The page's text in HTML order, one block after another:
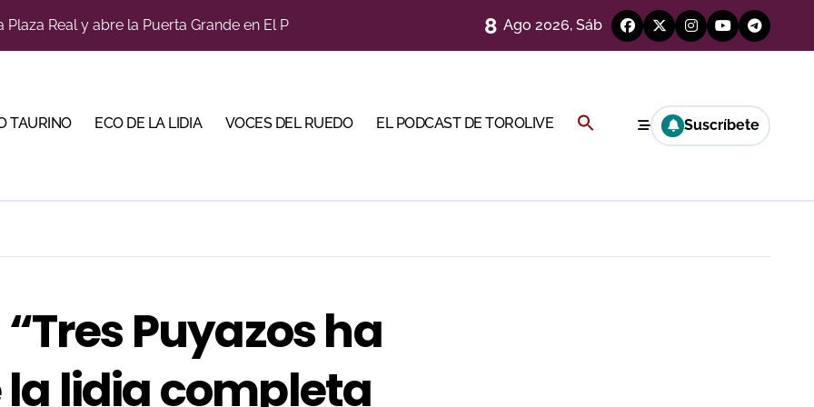
y Diego Tebas en una apertura de la Albahaca marcada por el buen juego de Los Maños
y sale reforzado junto a Manzanares y Morante
8 Ago 2026, Sáb
TAURINO ECO DE LA LIDIA VOCES DEL RUEDO EL PODCAST DE TOROLIVE Buscar: Suscríbete
Puyazos ha
lidia completa